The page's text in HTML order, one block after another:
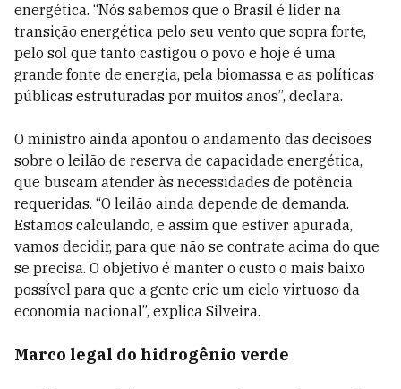
energética. “Nós sabemos que o Brasil é líder na
transição energética pelo seu vento que sopra forte,
pelo sol que tanto castigou o povo e hoje é uma
grande fonte de energia, pela biomassa e as políticas
públicas estruturadas por muitos anos”, declara.
O ministro ainda apontou o andamento das decisões
sobre o leilão de reserva de capacidade energética,
que buscam atender às necessidades de potência
requeridas. “O leilão ainda depende de demanda.
Estamos calculando, e assim que estiver apurada,
vamos decidir, para que não se contrate acima do que
se precisa. O objetivo é manter o custo o mais baixo
possível para que a gente crie um ciclo virtuoso da
economia nacional”, explica Silveira.
Marco legal do hidrogênio verde